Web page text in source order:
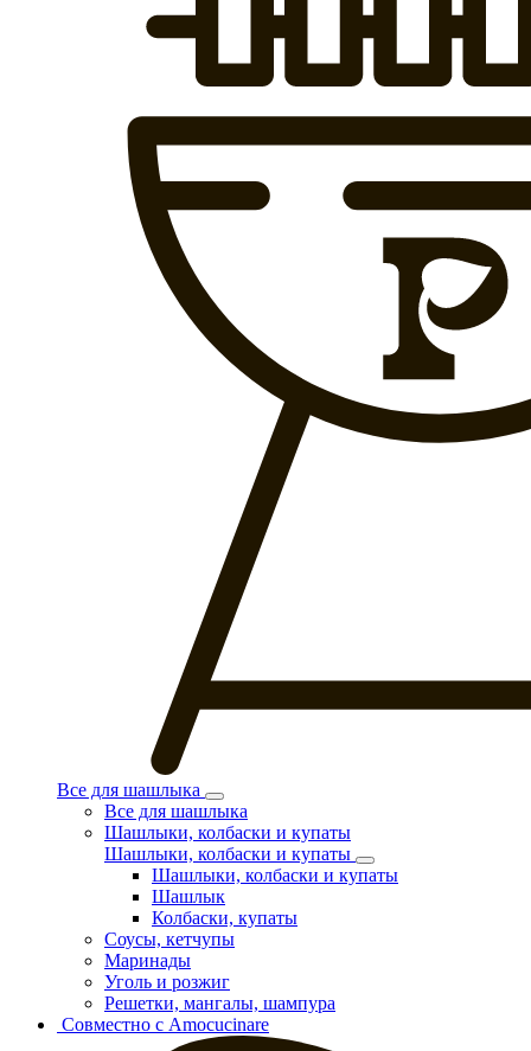
Все для шашлыка
Все для шашлыка
Шашлыки, колбаски и купаты
Шашлыки, колбаски и купаты
Шашлыки, колбаски и купаты
Шашлык
Колбаски, купаты
Соусы, кетчупы
Маринады
Уголь и розжиг
Решетки, мангалы, шампура
Совместно с Amocucinare